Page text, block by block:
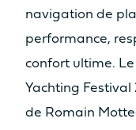
navigation de
performance,
confort ultime.
Yachting
de Romain